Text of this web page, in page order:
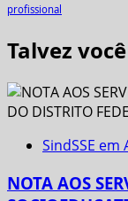
profissional
Talvez
SindSSE em
NOTA AOS